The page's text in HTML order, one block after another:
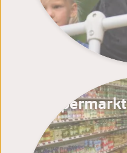
Supermarkt